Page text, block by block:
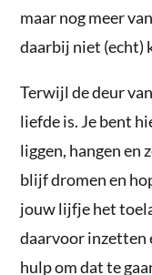
maar nog meer
daarbij niet (echt)
Terwijl de deur
liefde is. Je bent
liggen, hangen en
blijf dromen en
jouw lijfje het
daarvoor inzetten
hulp om dat te